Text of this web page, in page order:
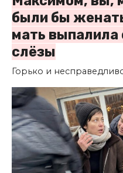
были бы
мать выпалила
слёзы
Горько и